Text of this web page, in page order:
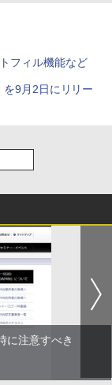
フィル機能など
9月2日にリリー
に注意すべき